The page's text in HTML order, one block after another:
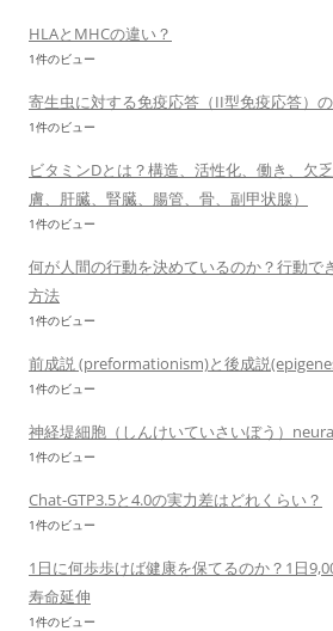
HLAとMHCの違い？
1件のビュー
寄生虫に対する免疫応答（II型免疫応答）
1件のビュー
ビタミンDとは？構造、活性化、働き、欠
膚、肝臓、腎臓、腸管、骨、副甲状腺）
1件のビュー
何が人間の行動を決めているのか？行動で
方法
1件のビュー
前成説 (preformationism)と後成説
1件のビュー
神経堤細胞（しんけいていさいぼう）
1件のビュー
Chat-GTP3.5と4.0の実力差はどれくらい？
1件のビュー
1日に何歩歩けば健康を保てるのか？1日
寿命延伸
1件のビュー